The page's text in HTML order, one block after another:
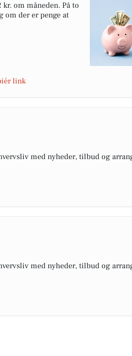
om måneden. På to
om der er penge at
link
med nyheder, tilbud og
med nyheder, tilbud og